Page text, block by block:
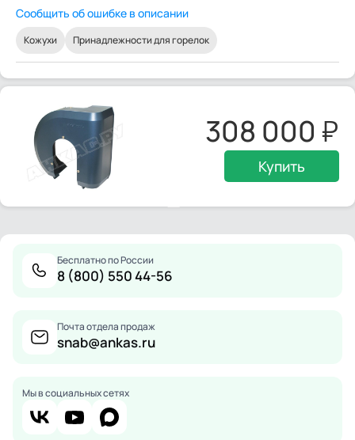
Сообщить об ошибке в описании
Кожухи Принадлежности для горелок
308 000
Купить
Бесплатно по России
8 (800) 550 44-56
Почта отдела продаж
snab@ankas.ru
Мы в социальных сетях